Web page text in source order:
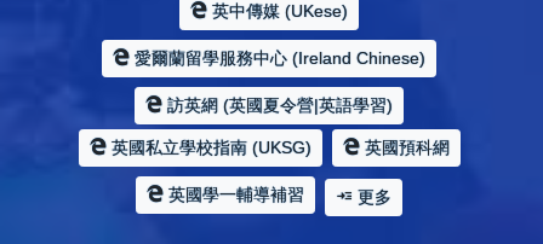
英中傳媒 (UKese)
愛爾蘭留學服務中心 (Ireland Chinese)
訪英網 (英國夏令營|英語學習)
英國私立學校指南 (UKSG) 英國預科網
英國學一輔導補習 更多